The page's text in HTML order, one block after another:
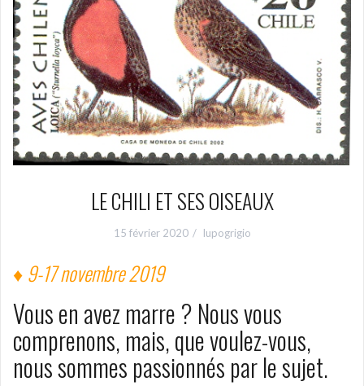
LE CHILI ET SES OISEAUX
15 février 2020 lupogrigio
♦ 9-17 novembre 2019
Vous en avez marre ? Nous vous
comprenons, mais, que voulez-vous,
nous sommes passionnés par le sujet.